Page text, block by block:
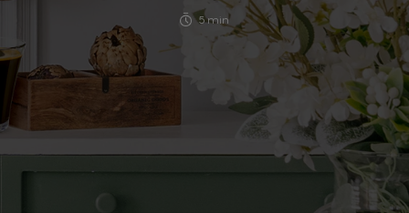
5 min